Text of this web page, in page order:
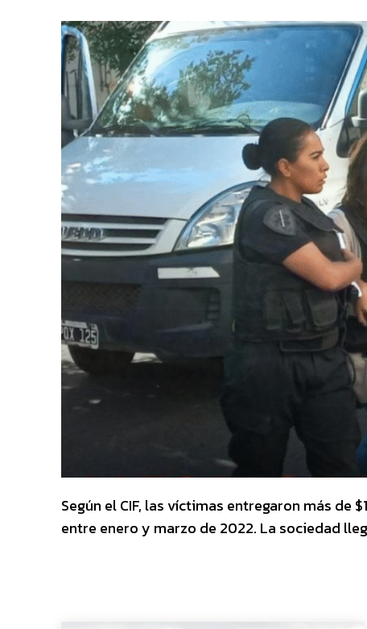
Según el CIF, las víctimas entregaron más de
entre enero y marzo de 2022. La sociedad